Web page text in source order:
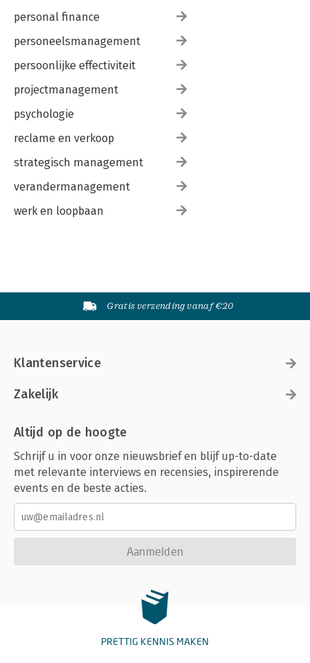
personal finance
personeelsmanagement
persoonlijke effectiviteit
projectmanagement
psychologie
reclame en verkoop
strategisch management
verandermanagement
werk en loopbaan
Gratis verzending vanaf €20
Klantenservice
Zakelijk
Altijd op de hoogte
Schrijf u in voor onze nieuwsbrief en blijf up-to-date
met relevante interviews en recensies, inspirerende
events en de beste acties.
Aanmelden
PRETTIG KENNIS MAKEN